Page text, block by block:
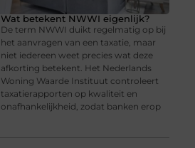
Wat betekent NWWI eigenlijk?
De term NWWI duikt regelmatig op bij
het aanvragen van een taxatie, maar
niet iedereen weet precies wat deze
afkorting betekent. Het Nederlands
Woning Waarde Instituut controleert
taxatierapporten op kwaliteit en
onafhankelijkheid, zodat banken erop